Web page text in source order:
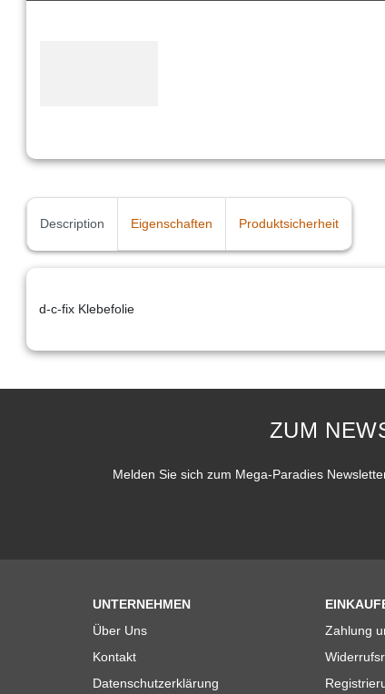
Description Eigenschaften Produktsicherheit
d-c-fix Klebefolie
ZUM
Melden Sie sich zum Mega-Paradies
UNTERNEHMEN
Über Uns
Kontakt
Datenschutzerklärung
Zahlung